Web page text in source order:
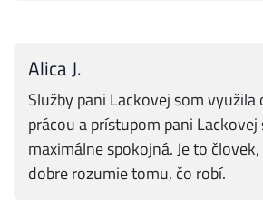
Alica J.
Služby pani Lackovej som využila
prácou a prístupom pani
maximálne spokojná. Je to
dobre rozumie tomu, čo robí.